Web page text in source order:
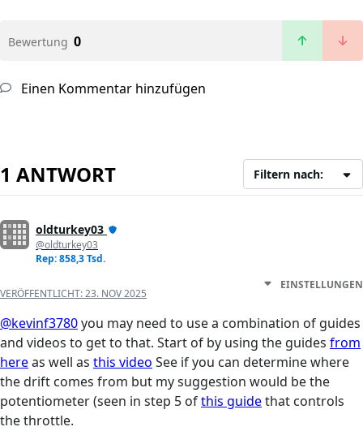
Bewertung 0
Einen Kommentar hinzufügen
1 ANTWORT Filtern nach:
oldturkey03
@oldturkey03
Rep: 858,3 Tsd.
VERÖFFENTLICHT:23. NOV 2025
EINSTELLUNGEN
@kevinf3780you may need to use a combination of guides
and videos to get to that. Start of by using the guides from
hereas well as this video See if you can determine where
the drift comes from but my suggestion would be the
potentiometer (seen in step 5 ofthis guidethat controls
the throttle.